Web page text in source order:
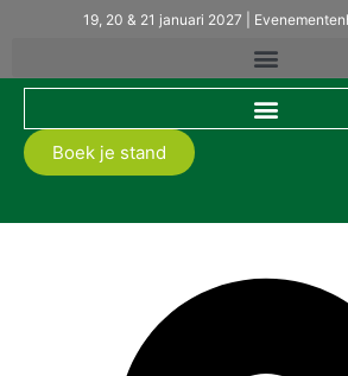
19, 20 & 21 januari 2027 |
Boek je stand